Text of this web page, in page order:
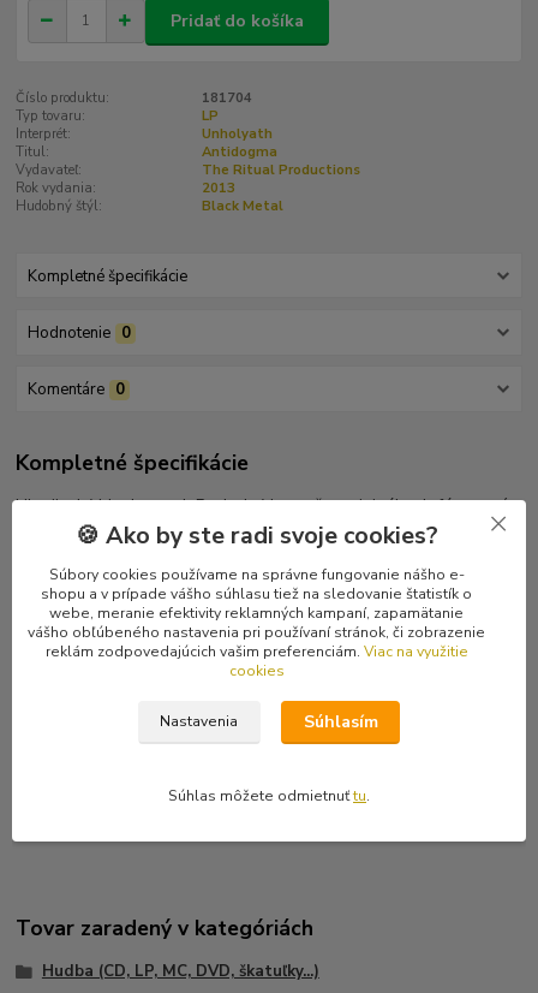
Pridať do košíka
Číslo produktu:
181704
Typ tovaru:
LP
Interprét:
Unholyath
Titul:
Antidogma
Vydavateľ:
The Ritual Productions
Rok vydania:
2013
Hudobný štýl:
Black Metal
Kompletné špecifikácie
Hodnotenie 0
Komentáre 0
Kompletné špecifikácie
Ukrajinský black metal. Posledný kus, ešte originál celofánované
Tracklist
A1 I Want You Death 8:12
A2 Damnation 5:36
A3 Burn At His Altar 3:54
A5 It's Darker Than You Think 4:19
B1 Last Day Of Pseudo-Creator 4:30
Tovar zaradený v kategóriách
Hudba (CD, LP, MC, DVD, škatuľky...)
🍪 Ako by ste radi svoje cookies?
Súbory cookies používame na správne fungovanie nášho e-
shopu a v prípade vášho súhlasu tiež na sledovanie štatistík o
webe, meranie efektivity reklamných kampaní, zapamätanie
vášho obľúbeného nastavenia pri používaní stránok, či zobrazenie
reklám zodpovedajúcich vašim preferenciám. Viac na využitie
cookies
Nastavenia Súhlasím
Súhlas môžete odmietnuťtu.